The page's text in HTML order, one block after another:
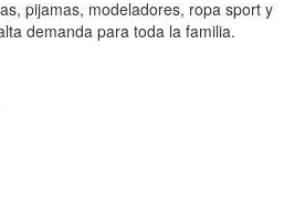
pijamas, modeladores, ropa sport y
demanda para toda la familia.